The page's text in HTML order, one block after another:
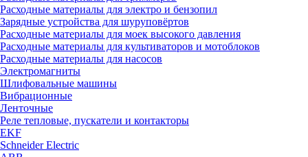
Расходные материалы для электро и бензопил
Зарядные устройства для шуруповёртов
Расходные материалы для моек высокого давления
Расходные материалы для культиваторов и мотоблоков
Расходные материалы для насосов
Электромагниты
Шлифовальные машины
Вибрационные
Ленточные
Реле тепловые, пускатели и контакторы
EKF
Schneider Electric